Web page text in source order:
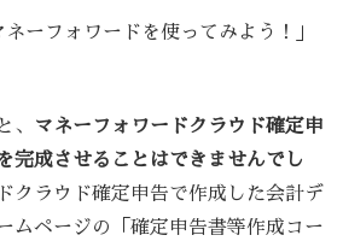
ーフォワードを使ってみよう！」
、
マネーフォワードクラウド確定申
完成させることはできませんでし
クラウド確定申告で作成した会計デ
ムページの「確定申告書等作成コー